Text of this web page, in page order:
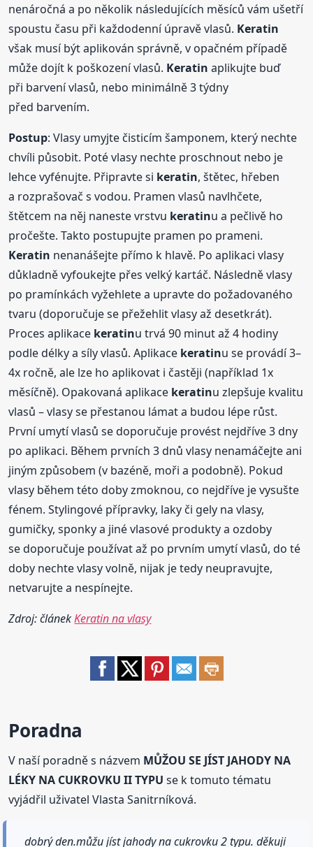
nenáročná a po několik následujících měsíců vám ušetří
spoustu času při každodenní úpravě vlasů. Keratin
však musí být aplikován správně, v opačném případě
může dojít k poškození vlasů. Keratin aplikujte buď
při barvení vlasů, nebo minimálně 3 týdny
před barvením.
Postup: Vlasy umyjte čisticím šamponem, který nechte
chvíli působit. Poté vlasy nechte proschnout nebo je
lehce vyfénujte. Připravte si keratin, štětec, hřeben
a rozprašovač s vodou. Pramen vlasů navlhčete,
štětcem na něj naneste vrstvu keratinu a pečlivě ho
pročešte. Takto postupujte pramen po prameni.
Keratin nenanášejte přímo k hlavě. Po aplikaci vlasy
důkladně vyfoukejte přes velký kartáč. Následně vlasy
po pramínkách vyžehlete a upravte do požadovaného
tvaru (doporučuje se přežehlit vlasy až desetkrát).
Proces aplikace keratinu trvá 90 minut až 4 hodiny
podle délky a síly vlasů. Aplikace keratinu se provádí 3–
4x ročně, ale lze ho aplikovat i častěji (například 1x
měsíčně). Opakovaná aplikace keratinu zlepšuje kvalitu
vlasů – vlasy se přestanou lámat a budou lépe růst.
První umytí vlasů se doporučuje provést nejdříve 3 dny
po aplikaci. Během prvních 3 dnů vlasy nenamáčejte ani
jiným způsobem (v bazéně, moři a podobně). Pokud
vlasy během této doby zmoknou, co nejdříve je vysušte
fénem. Stylingové přípravky, laky či gely na vlasy,
gumičky, sponky a jiné vlasové produkty a ozdoby
se doporučuje používat až po prvním umytí vlasů, do té
doby nechte vlasy volně, nijak je tedy neupravujte,
netvarujte a nespínejte.
Zdroj: článekKeratin na vlasy
Poradna
V naší poradně s názvem MŮŽOU SE JÍST JAHODY NA
LÉKY NA CUKROVKU II TYPU se k tomuto tématu
vyjádřil uživatel Vlasta Sanitrníková.
dobrý den.můžu jíst jahody na cukrovku 2 typu. děkuji